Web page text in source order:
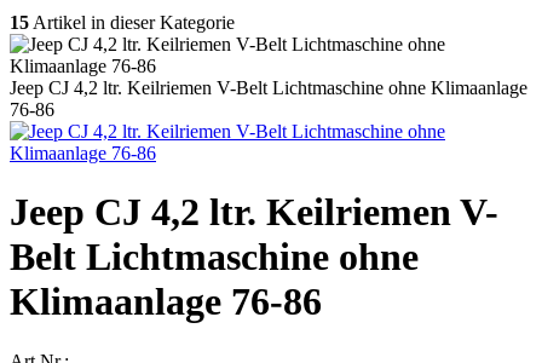
15 Artikel in dieser Kategorie
Jeep CJ 4,2 ltr. Keilriemen V-Belt Lichtmaschine ohne Klimaanlage
76-86
Jeep CJ 4,2 ltr. Keilriemen V-
Belt Lichtmaschine ohne
Klimaanlage 76-86